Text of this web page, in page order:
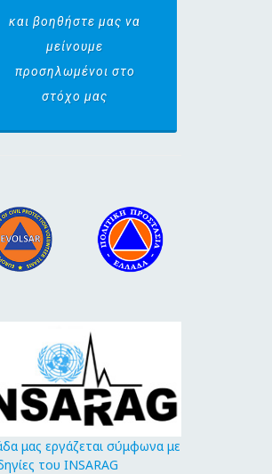
και βοηθήστε μας να
μείνουμε
προσηλωμένοι στο
στόχο μας
μας εργάζεται σύμφωνα με
του INSARAG